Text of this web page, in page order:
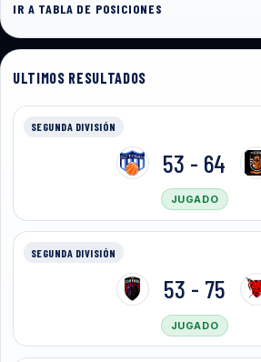
IR A TABLA DE POSICIONES
ULTIMOS RESULTADOS
SEGUNDA DIVISIÓN
53 - 64
JUGADO
SEGUNDA DIVISIÓN
53 - 75
JUGADO